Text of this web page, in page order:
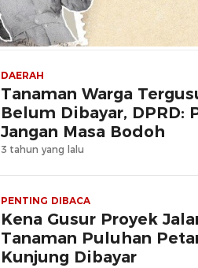
DAERAH
Tanaman Warga
Belum Dibayar, DPRD:
Jangan Masa Bodoh
3 tahun yang lalu
PENTING DIBACA
Kena Gusur Proyek
Tanaman Puluhan
Kunjung Dibayar